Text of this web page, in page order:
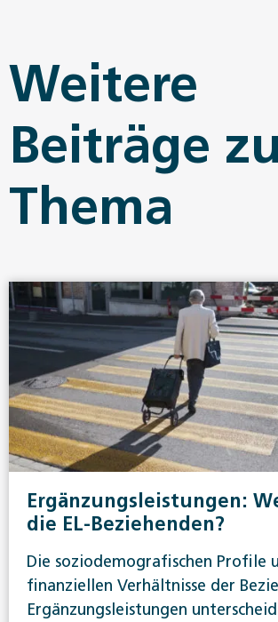
Weitere
Beiträge
Thema
Ergänzungsleistungen:
die EL-Beziehenden?
Die soziodemografischen Profile
finanziellen Verhältnisse der
Ergänzungsleistungen